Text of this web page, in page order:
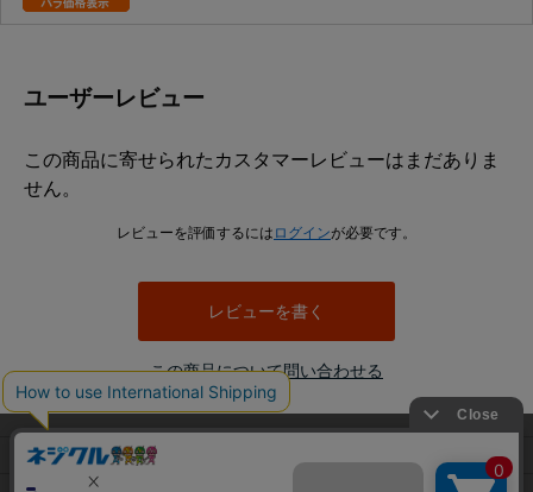
この商品について問い合わせる
ユーザーレビュー
この商品に寄せられたカスタマーレビューはまだありま
せん。
レビューを評価するには ログインが必要です。
レビューを書く
利用規約
当サイトでは利用体験の向上およびコンテンツの最適な提供、ト
ラフィックの分析を目的としてCookieを使用しています。